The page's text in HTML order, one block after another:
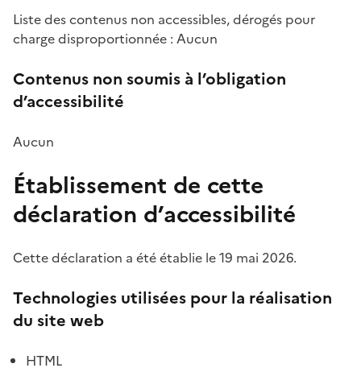
Liste des contenus non accessibles, dérogés pour
charge disproportionnée : Aucun
Contenus non soumis à l’obligation
d’accessibilité
Aucun
Établissement de cette
déclaration d’accessibilité
Cette déclaration a été établie le 19 mai 2026.
Technologies utilisées pour la réalisation
du site web
HTML